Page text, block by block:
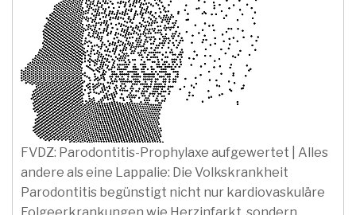
FVDZ: Parodontitis-Prophylaxe aufgewertet | Alles
andere als eine Lappalie: Die Volkskrankheit
Parodontitis begünstigt nicht nur kardiovaskuläre